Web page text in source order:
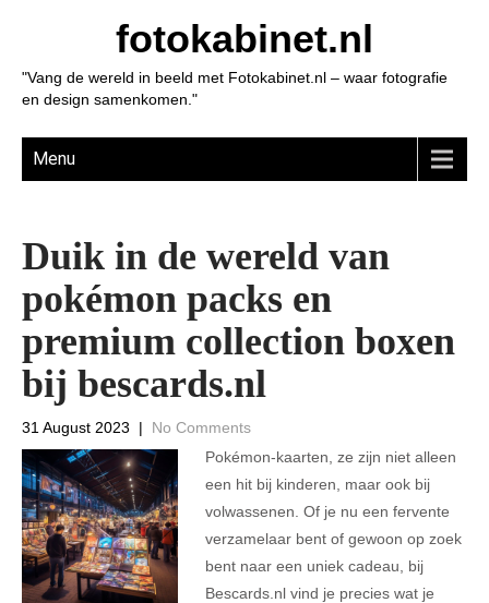
fotokabinet.nl
"Vang de wereld in beeld met Fotokabinet.nl – waar fotografie
en design samenkomen."
Menu
Duik in de wereld van
pokémon packs en
premium collection boxen
bij bescards.nl
31 August 2023 | No Comments
Pokémon-kaarten, ze zijn niet alleen
een hit bij kinderen, maar ook bij
volwassenen. Of je nu een fervente
verzamelaar bent of gewoon op zoek
bent naar een uniek cadeau, bij
Bescards.nl vind je precies wat je